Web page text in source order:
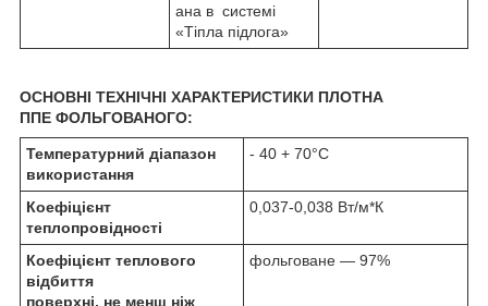
ана в системі
«Тіпла підлога»
ОСНОВНІ ТЕХНІЧНІ ХАРАКТЕРИСТИКИ ПЛОТНА
ППЕ ФОЛЬГОВАНОГО:
Температурний діапазон
використання
- 40 + 70°С
Коефіцієнт
теплопровідності
0,037-0,038 Вт/м*К
Коефіцієнт теплового
відбиття
поверхні, не менш ніж
фольговане — 97%